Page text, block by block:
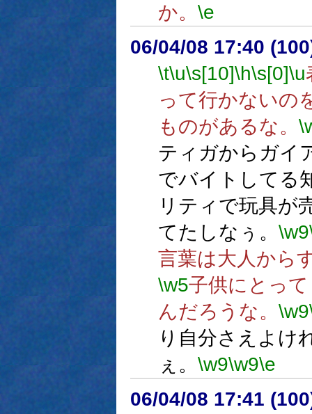
か。 \e
06/04/08 17:40
\t\u\s[10]\h\s[0]\u
って行かないの
ものがあるな。
ティガからガイ
でバイトしてる
リティで玩具が
てたしなぅ。 \w9
言葉は大人から
\w5子供にとっ
んだろうな。 \w9
り自分さえよけ
ぇ。 \w9\w9\e
06/04/08 17:41